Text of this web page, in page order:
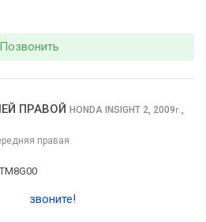
Позвонить
ПРАВОЙ HONDA INSIGHT 2, 2009г.,
правая
звоните!